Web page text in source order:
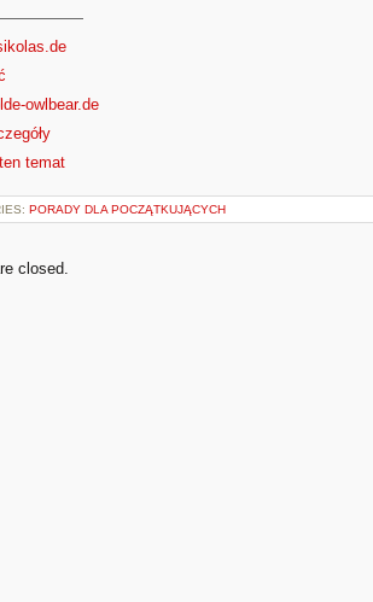
owlbear.de
temat
PORADY DLA POCZĄTKUJĄCYCH
closed.